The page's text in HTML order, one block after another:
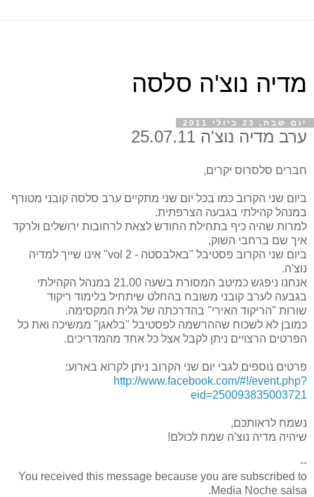
מדיה נוצ'ה סלסה
יום שבת, 23 ביולי 2011
ערב מדיה נוצ'ה 25.07.11
חברים סלסרוס יקרים,
ביום שני הקרוב כמו בכל יום שני מתקיים ערב סלסה קובני מטורף
במנהל קהילתי בגבעה הצרפתית.
למרות שהיה כיף בתחילת החודש לצאת לרחובות ירושלים ולרקד
איך שם ברחבי השוק,
ביום שני הקרוב פסטיבל "באלבסטה - vol 2" אינו שייך למדיה
נוצ'ה.
אנחנו ניפגש כמיטב המסורת בשעה 21.00 במנהל הקהילתי
בגבעה לערב קובני משובח בהחלט שיתחיל בלימוד ריקוד
שורות "הריקוד האירי" בהדרכתה של גלית המקסימה.
כמובן לא לשכוח שההרשמה לפסטיבל "בלאגן" ממשיכה ואת כל
הפרטים הרצויים ניתן לקבל אצל כל אחד מהמדריכים.
פרטים נוספים לגבי יום שני הקרוב ניתן לקרוא בארוע:
http://www.facebook.com/#!/event.php?
eid=250093835003721
נשמח לראותכם,
שיהיה מדיה נוצ'ה שמח לכולם!
--
You received this message because you are subscribed to
Media Noche salsa.